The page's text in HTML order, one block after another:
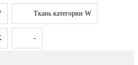
Ткань категории W
-